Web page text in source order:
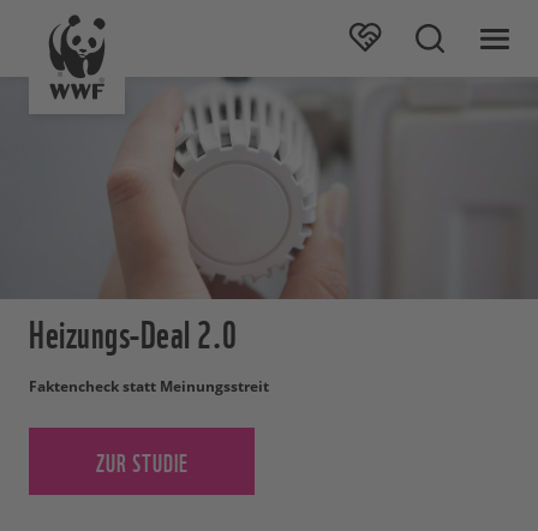
Heizungs-Deal 2.0
Faktencheck statt Meinungsstreit
ZUR STUDIE